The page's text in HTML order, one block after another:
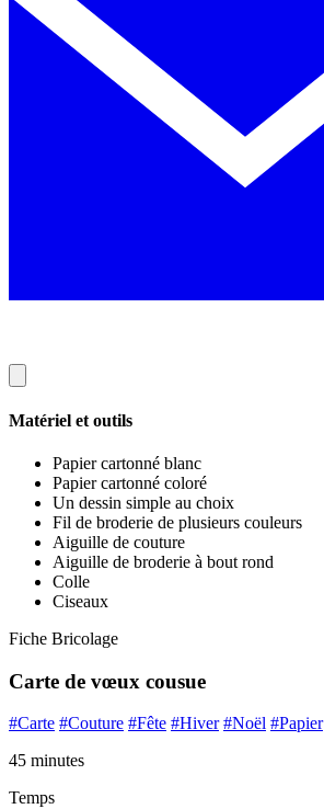
Matériel et outils
Papier cartonné blanc
Papier cartonné coloré
Un dessin simple au choix
Fil de broderie de plusieurs couleurs
Aiguille de couture
Aiguille de broderie à bout rond
Colle
Ciseaux
Fiche Bricolage
Carte de vœux cousue
#Carte #Couture #Fête #Hiver #Noël #Papier
45 minutes
Temps